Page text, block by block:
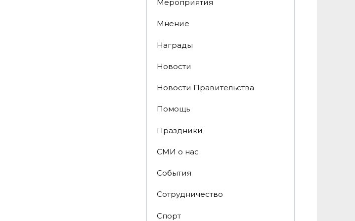
Мероприятия
Мнение
Награды
Новости
Новости Правительства
Помощь
Праздники
СМИ о нас
События
Сотрудничество
Спорт